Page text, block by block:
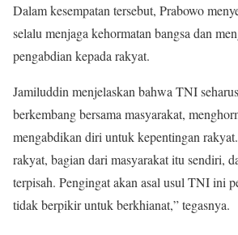
Dalam kesempatan tersebut, Prabowo
selalu menjaga kehormatan bangsa dan
pengabdian kepada rakyat.
Jamiluddin menjelaskan bahwa TNI
berkembang bersama masyarakat,
mengabdikan diri untuk kepentingan
rakyat, bagian dari masyarakat itu sendiri,
terpisah. Pengingat akan asal usul TNI ini
tidak berpikir untuk berkhianat,” tegasnya.